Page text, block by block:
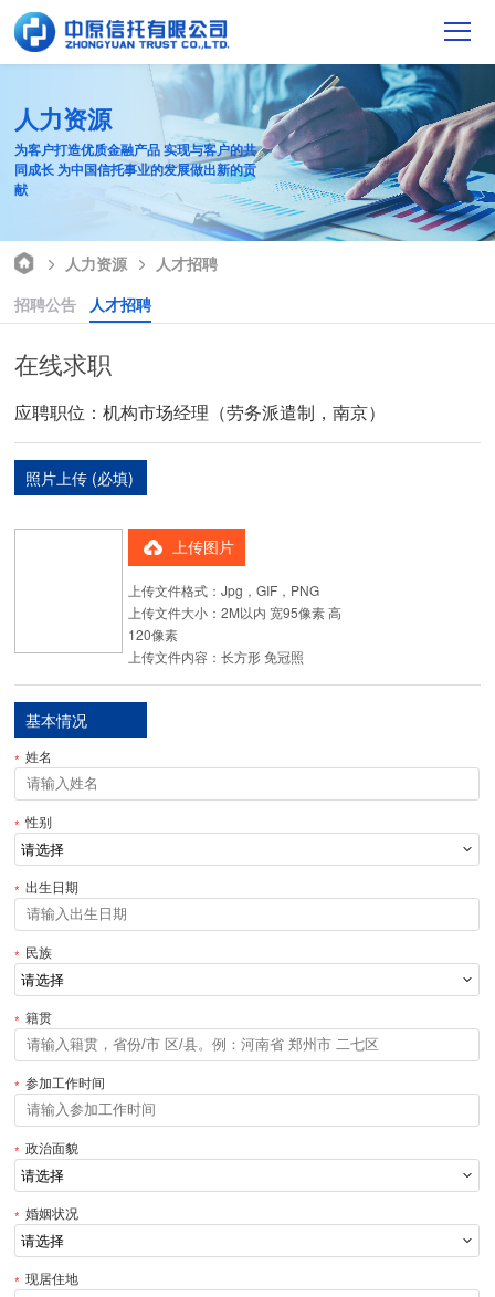
人力资源
为客户打造优质金融产品 实现与客户的共
同成长 为中国信托事业的发展做出新的贡
献
人力资源
人才招聘
招聘公告
人才招聘
在线求职
应聘职位：机构市场经理（劳务派遣制，南京）
照片上传 (必填)
上传图片
上传文件格式：Jpg，GIF，PNG
上传文件大小：2M以内 宽95像素 高
120像素
上传文件内容：长方形 免冠照
基本情况
姓名
性别
出生日期
民族
籍贯
参加工作时间
政治面貌
婚姻状况
现居住地